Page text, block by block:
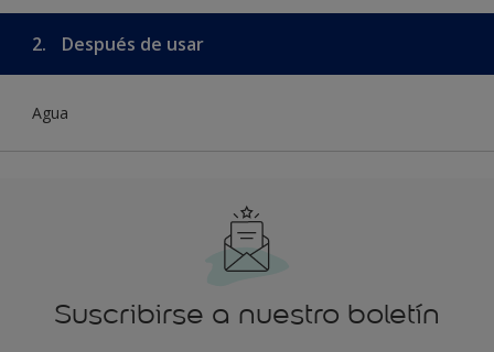
2. Después de usar
Agua
Suscribirse a nuestro boletín